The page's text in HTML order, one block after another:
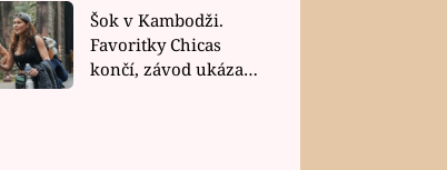
závodu nůž na krku
Šok v Kambodži.
Favoritky Chicas
končí, závod ukázal